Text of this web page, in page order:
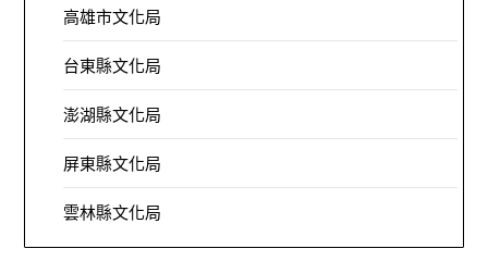
高雄市文化局
台東縣文化局
澎湖縣文化局
屏東縣文化局
雲林縣文化局